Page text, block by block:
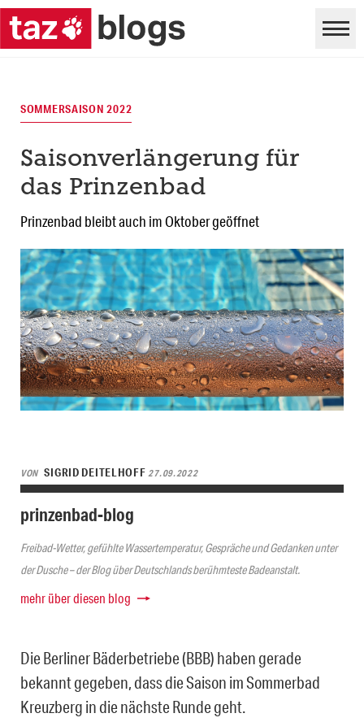
SOMMERSAISON 2022
Saisonverlängerung für
das Prinzenbad
Prinzenbad bleibt auch im Oktober geöffnet
VON SIGRID DEITELHOFF27.09.2022
prinzenbad-blog
Freibad-Wetter, gefühlte Wassertemperatur, Gespräche und Gedanken unter
der Dusche – der Blog über Deutschlands berühmteste Badeanstalt.
mehr über diesen blog
Die Berliner Bäderbetriebe (BBB) haben gerade
bekannt gegeben, dass die Saison im Sommerbad
Kreuzberg in die nächste Runde geht.